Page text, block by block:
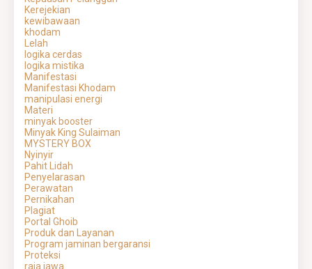
Kerejekian
kewibawaan
khodam
Lelah
logika cerdas
logika mistika
Manifestasi
Manifestasi Khodam
manipulasi energi
Materi
minyak booster
Minyak King Sulaiman
MYSTERY BOX
Nyinyir
Pahit Lidah
Penyelarasan
Perawatan
Pernikahan
Plagiat
Portal Ghoib
Produk dan Layanan
Program jaminan bergaransi
Proteksi
raja jawa